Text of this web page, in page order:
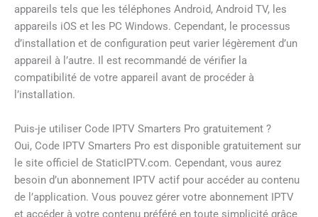
appareils tels que les téléphones Android, Android TV, les
appareils iOS et les PC Windows. Cependant, le processus
d’installation et de configuration peut varier légèrement d’un
appareil à l’autre. Il est recommandé de vérifier la
compatibilité de votre appareil avant de procéder à
l’installation.
Puis-je utiliser Code IPTV Smarters Pro gratuitement ?
Oui, Code IPTV Smarters Pro est disponible gratuitement sur
le site officiel de StaticIPTV.com. Cependant, vous aurez
besoin d’un abonnement IPTV actif pour accéder au contenu
de l’application. Vous pouvez gérer votre abonnement IPTV
et accéder à votre contenu préféré en toute simplicité grâce